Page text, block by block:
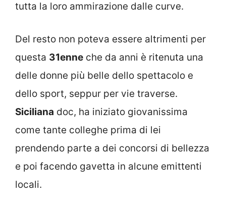
tutta la loro ammirazione dalle curve.
Del resto non poteva essere altrimenti per
questa 31enne che da anni è ritenuta una
delle donne più belle dello spettacolo e
dello sport, seppur per vie traverse.
Siciliana doc, ha iniziato giovanissima
come tante colleghe prima di lei
prendendo parte a dei concorsi di bellezza
e poi facendo gavetta in alcune emittenti
locali.